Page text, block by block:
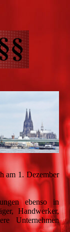
am 1. Dezember
ebenso in
Handwerker,
Unternehmen